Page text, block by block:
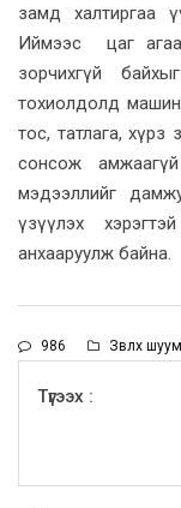
замд халтиргаа
Иймээс цаг
зорчихгүй
тохиолдолд
тос, татлага, хүрз
сонсож
мэдээллийг
үзүүлэх
анхааруулж байна.
986 Зөвлөх шуум
Түгээх :